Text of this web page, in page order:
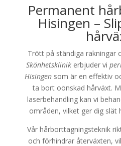
Permanent
Hisingen –
Trött på ständiga rakningar
Skönhetsklinik erbjuder vi
Hisingensom är en effektiv
ta bort oönskad hårväxt.
laserbehandling kan vi
områden, vilket ger dig slät
Vår hårborttagningsteknik
och förhindrar återväxten,